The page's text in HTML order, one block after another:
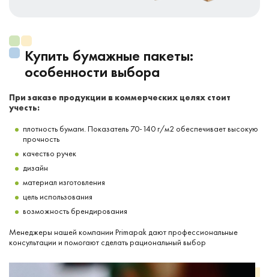
Купить бумажные пакеты:
особенности выбора
При заказе продукции в коммерческих целях стоит
учесть:
плотность бумаги. Показатель 70-140 г/м2 обеспечивает высокую
прочность
качество ручек
дизайн
материал изготовления
цель использования
возможность брендирования
Менеджеры нашей компании Primapak дают профессиональные
консультации и помогают сделать рациональный выбор